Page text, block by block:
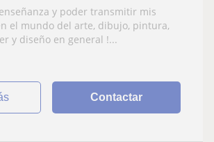
y poder transmitir mis
el mundo del arte, dibujo, pintura,
y diseño en general !...
Contactar